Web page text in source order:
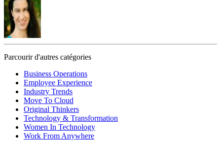
Parcourir d'autres catégories
Business Operations
Employee Experience
Industry Trends
Move To Cloud
Original Thinkers
Technology & Transformation
Women In Technology
Work From Anywhere